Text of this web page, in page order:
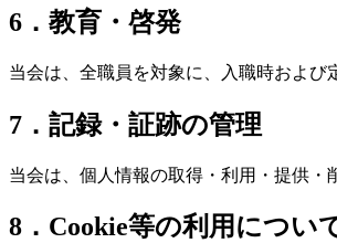
6．教育・啓発
当会は、全職員を対象に、入職時および
7．記録・証跡の管理
当会は、個人情報の取得・利用・提供・
8．Cookie等の利用につい